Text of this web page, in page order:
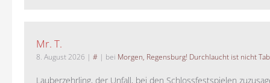
Mr. T.
8. August 2026 | # | bei Morgen, Regensburg! Durchlaucht ist nicht
Lauberzehrling, der Unfall, bei den Schlossfestspielen